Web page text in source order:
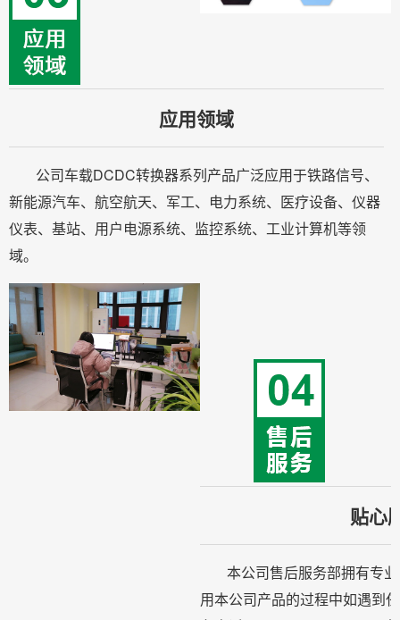
应用领域
公司车载DCDC转换器系列产品广泛应用于铁路信号、
新能源汽车、航空航天、军工、电力系统、医疗设备、仪器
仪表、基站、用户电源系统、监控系统、工业计算机等领
域。
贴心
本公司售后服务部拥有专
用本公司产品的过程中如遇到